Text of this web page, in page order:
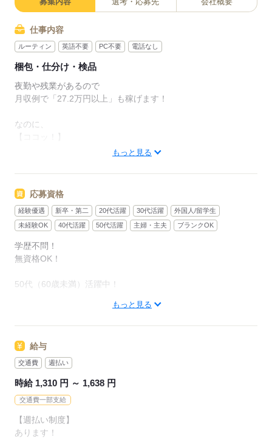
仕事内容
ルーティン 英語不要 PC不要 電話なし
梱包・仕分け・検品
夜勤や残業があるので
月収例で「27.2万円以上」も稼げます！
なのに、
お仕事内容が、体力負担は少なめ作業！
【ココッ！】
キレイ＆安くておいしい食堂あり！
嬉しいシャワー室を完備！
休憩室もあり！
1）伝票リストに従い、工場内の部品を集める（ピッキング）
2）指定の場所へ運ぶ（重さのある部品でも、手押し台車でラク
3）部品をマニュアル通りに組み付ける
4）梱包作業（作業所通りに梱包締め付け）
どれも難しい作業ではなく
すぐに覚えていただけるかと思います♪
＞未経験の方大歓迎＜
50代位（60歳未満）までの幅広い年代の方が活躍中です♪
もっと見る
応募資格
経験優遇 新卒・第二 20代活躍 30代活躍
外国人/留学生
未経験OK
40代活躍 50代活躍 主婦・主夫 ブランクOK
学歴不問！
無資格OK！
50代（60歳未満）活躍中！
■週払い有
■食堂あり（410円くらい）
■シャワー室あり
■正社員登用制度あり
■無料駐車場あり
もっと見る
給与
交通費 週払い
時給 1,310 円 ～ 1,638 円
交通費一部支給
【週払い制度】
あります！